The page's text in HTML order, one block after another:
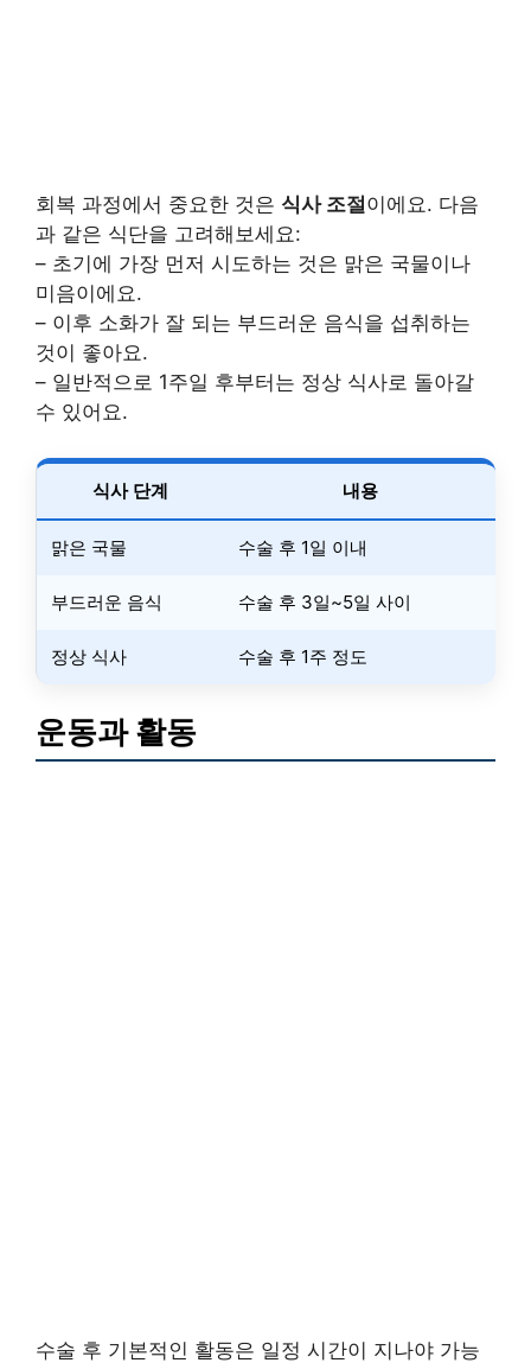
회복 과정에서 중요한 것은 식사 조절이에요. 다음
과 같은 식단을 고려해보세요:
– 초기에 가장 먼저 시도하는 것은 맑은 국물이나
미음이에요.
– 이후 소화가 잘 되는 부드러운 음식을 섭취하는
것이 좋아요.
– 일반적으로 1주일 후부터는 정상 식사로 돌아갈
수 있어요.
식사 단계 내용
맑은 국물 수술 후 1일 이내
부드러운 음식 수술 후 3일~5일 사이
정상 식사 수술 후 1주 정도
운동과 활동
수술 후 기본적인 활동은 일정 시간이 지나야 가능